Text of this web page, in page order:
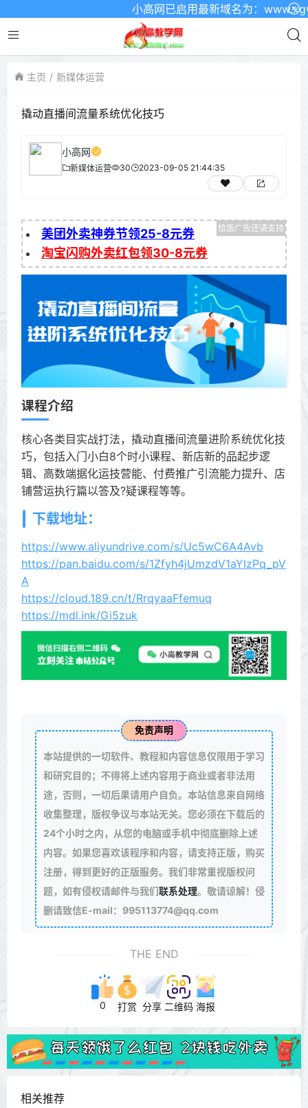
小高网已启用最新域名为：
主页 新媒体运营
撬动直播间流量系统优化技巧
小高网
新媒体运营 30 2023-09-05 21:44:35
美团外卖神券节领25-8元券
淘宝闪购外卖红包领30-8元券
课程介绍
核心各类目实战打法，撬动直播间流量进阶系统优化技
巧，包括入门小白8个时小课程、新店新的品起步逻
辑、高数端据化运技营能、付费推广引流能力提升、店
铺营运执行篇以答及?疑课程等等。
下载地址：
https://www.aliyundrive.com/s/Uc5wC6A4Avb
https://pan.baidu.com/s/1Zfyh4jUmzdV1aYIzPq_pV
A
https://cloud.189.cn/t/RrqyaaFfemuq
https://mdl.ink/Gi5zuk
免责声明
本站提供的一切软件、教程和内容信息仅限用于学习
和研究目的；不得将上述内容用于商业或者非法用
途，否则，一切后果请用户自负。本站信息来自网络
收集整理，版权争议与本站无关。您必须在下载后的
24个小时之内，从您的电脑或手机中彻底删除上述
内容。如果您喜欢该程序和内容，请支持正版，购买
注册，得到更好的正版服务。我们非常重视版权问
题，如有侵权请邮件与我们联系处理。敬请谅解！侵
删请致信E-mail：995113774@qq.com
THE END
0 打赏 分享 二维码 海报
相关推荐